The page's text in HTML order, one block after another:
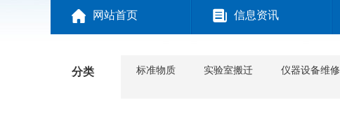
 网站首页  信息资讯
分类 标准物质 实验室搬迁 仪器设备维修